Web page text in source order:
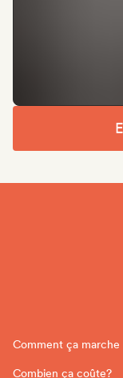
Comment ça marche
Combien ça coûte?